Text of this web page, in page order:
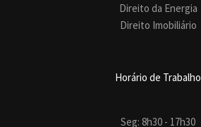
Direito da Energia
Direito Imobiliário
Horário de Trabalho
Seg: 8h30 - 17h30